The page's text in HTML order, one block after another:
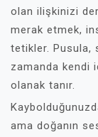
olan ilişkinizi
merak etmek,
tetikler. Pusula,
zamanda kendi
olanak tanır.
ama doğanın